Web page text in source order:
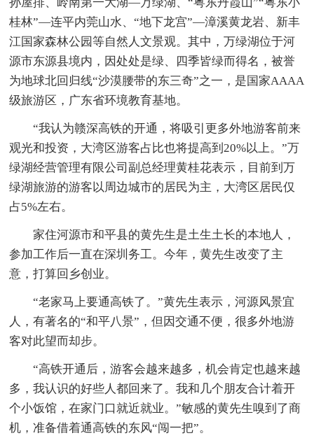
孙屋排、岭南第一大湖—万绿湖、“粤东丹霞山”“粤东小
桂林”—连平内莞山水、“地下龙宫”—漳溪黄龙岩、新丰
江国家森林公园等自然人文景观。其中，万绿湖位于河
源市东源县境内，因处处是绿、四季皆绿而得名，被誉
为地球北回归线“沙漠腰带的东三奇”之一，是国家AAAA
级旅游区，广东省环境教育基地。
“我认为赣深高铁的开通，将吸引更多外地游客前来
观光和投资，大湾区游客占比也将提高到20%以上。”万
绿湖经营管理有限公司副总经理黄桂花表示，目前到万
绿湖旅游的游客以周边城市的居民为主，大湾区居民仅
占5%左右。
家住河源市和平县的黄先生是土生土长的本地人，
参加工作后一直在深圳务工。今年，黄先生改变了主
意，打算回乡创业。
“老家马上要通高铁了。”黄先生表示，河源风景宜
人，有著名的“和平八景”，但因交通不便，很多外地游
客对此望而却步。
“高铁开通后，游客会越来越多，机会肯定也越来越
多，我认识的好些人都回来了。我和几个朋友合计着开
个小饭馆，在家门口就近就业。”敏感的黄先生嗅到了商
机，准备借着通高铁的东风“闯一把”。